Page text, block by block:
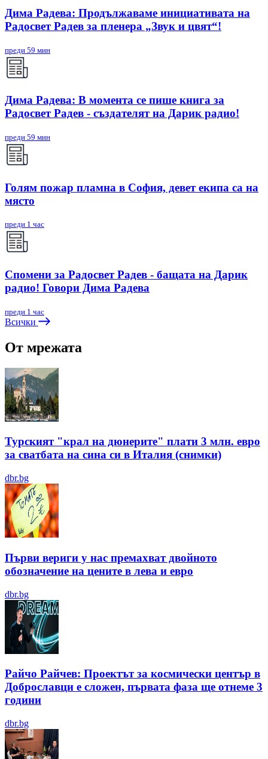
Дима Радева: Продължаваме инициативата на
Радосвет Радев за пленера „Звук и цвят“!
преди 59 мин
Дима Радева: В момента се пише книга за
Радосвет Радев - създателят на Дарик радио!
преди 59 мин
Голям пожар пламна в София, девет екипа са на
място
преди 1 час
Спомени за Радосвет Радев - бащата на Дарик
радио! Говори Дима Радева
преди 1 час
Всички
От мрежата
Турският "крал на дюнерите" плати 3 млн. евро
за сватбата на сина си в Италия (снимки)
dbr.bg
Първи вериги у нас премахват двойното
обозначение на цените в лева и евро
dbr.bg
Райчо Райчев: Проектът за космически център в
Доброславци е сложен, първата фаза ще отнеме 3
години
dbr.bg